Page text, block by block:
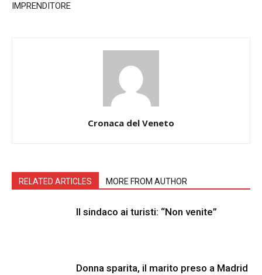
IMPRENDITORE
Cronaca del Veneto
RELATED ARTICLES MORE FROM AUTHOR
Il sindaco ai turisti: “Non venite”
Donna sparita, il marito preso a Madrid